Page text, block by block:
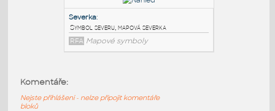
BD_NORD:
Severka - různé symboly severu (dyn.blok)
DWG Mapové symboly
DWG
Mapové symboly
Komentáře:
Nejste přihlášeni - nelze připojit komentáře
bloků